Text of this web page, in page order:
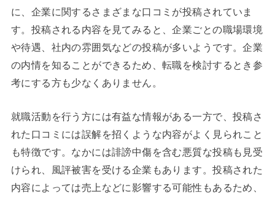
に、企業に関するさまざまな口コミが投稿されていま
す。投稿される内容を見てみると、企業ごとの職場環境
や待遇、社内の雰囲気などの投稿が多いようです。企業
の内情を知ることができるため、転職を検討するとき参
考にする方も少なくありません。
就職活動を行う方には有益な情報がある一方で、投稿さ
れた口コミには誤解を招くような内容がよく見られこと
も特徴です。なかには誹謗中傷を含む悪質な投稿も見受
けられ、風評被害を受ける企業もあります。投稿された
内容によっては売上などに影響する可能性もあるため、